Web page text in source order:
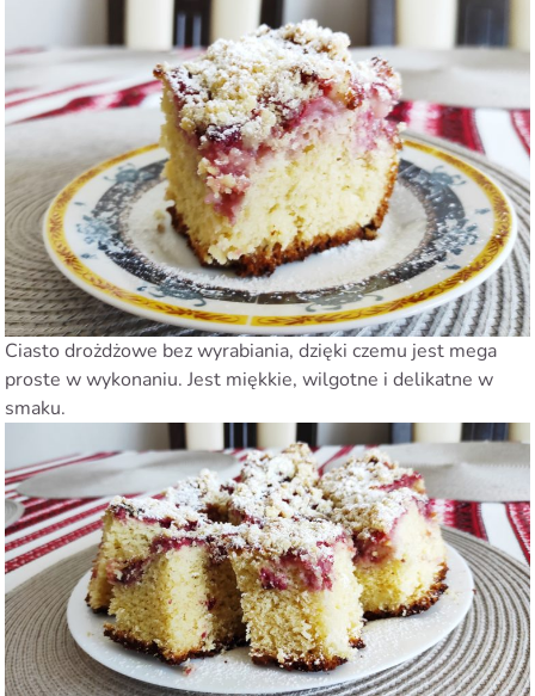
Ciasto drożdżowe bez wyrabiania, dzięki czemu jest mega
proste w wykonaniu. Jest miękkie, wilgotne i delikatne w
smaku.